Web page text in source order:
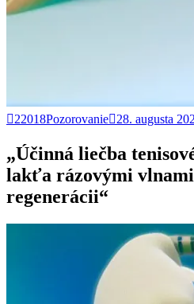
22018Pozorovanie 28. augusta
„Účinná liečba
lakťa rázovými
regenerácii“